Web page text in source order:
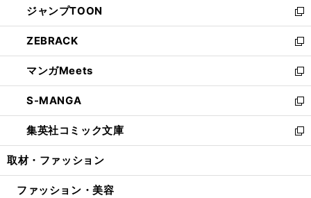
く
で
開
く
ド
ウ
で
開
く
ィ
ン
ド
ウ
で
開
く
い
ウ
ィ
ン
ド
ウ
で
開
く
ジャンプTOON
新
し
い
ウ
ィ
ン
ド
ウ
で
開
ZEBRACK
新
し
い
ウ
ィ
ン
ド
ウ
開
マンガMeets
新
し
い
ウ
ィ
ン
ウ
S-MANGA
新
し
い
ウ
ン
集英社コミック文庫
新
し
ウ
取材・ファッション
ファッション・美容